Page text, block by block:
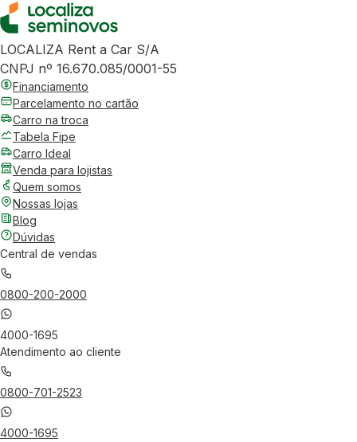
LOCALIZA Rent a Car S/A
CNPJ nº 16.670.085/0001-55
Financiamento
Parcelamento no cartão
Carro na troca
Tabela Fipe
Carro Ideal
Venda para lojistas
Quem somos
Nossas lojas
Blog
Dúvidas
Central de vendas
0800-200-2000
4000-1695
Atendimento ao cliente
0800-701-2523
4000-1695